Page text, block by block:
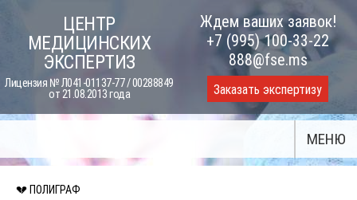
content
ЦЕНТР
МЕДИЦИНСКИХ
ЭКСПЕРТИЗ
Лицензия № Л041-01137-77 / 00288849
от 21.08.2013 года
Ждем ваших заявок!
+7 (995) 100-33-22
888@fse.ms
Заказать экспертизу
МЕНЮ
💔 ПОЛИГРАФ